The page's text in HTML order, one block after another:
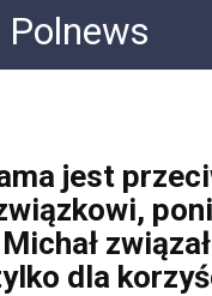
Polnews
jest
dla